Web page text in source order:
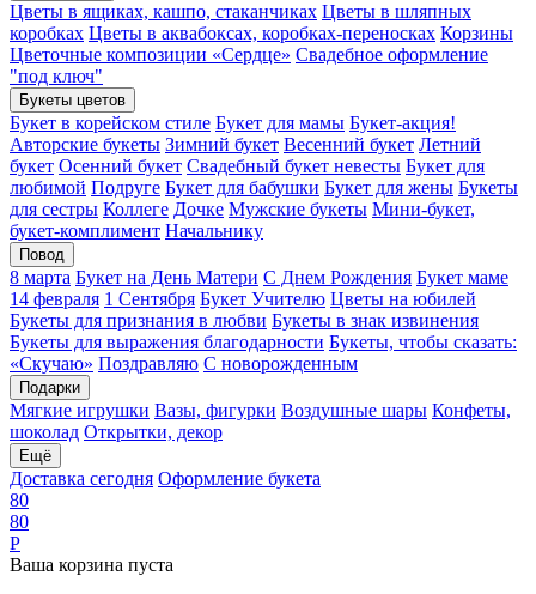
Цветы в ящиках, кашпо, стаканчиках Цветы в шляпных
коробках Цветы в аквабоксах, коробках-переносках Корзины
Цветочные композиции «Сердце» Свадебное оформление
"под ключ"
Букеты цветов
Букет в корейском стиле Букет для мамы Букет-акция!
Авторские букеты Зимний букет Весенний букет Летний
букет Осенний букет Свадебный букет невесты Букет для
любимой Подруге Букет для бабушки Букет для жены Букеты
для сестры Коллеге Дочке Мужские букеты Мини-букет,
букет-комплимент Начальнику
Повод
8 марта Букет на День Матери С Днем Рождения Букет маме
14 февраля 1 Сентября Букет Учителю Цветы на юбилей
Букеты для признания в любви Букеты в знак извинения
Букеты для выражения благодарности Букеты, чтобы сказать:
«Скучаю» Поздравляю С новорожденным
Подарки
Мягкие игрушки Вазы, фигурки Воздушные шары Конфеты,
шоколад Открытки, декор
Ещё
Доставка сегодня Оформление букета
80
80
Р
Ваша корзина пуста